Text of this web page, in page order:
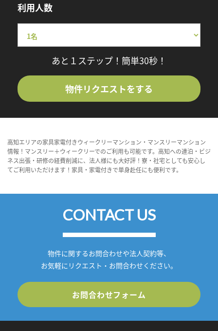
利用人数
あと１ステップ！簡単30秒！
物件リクエストをする
高知エリアの家具家電付きウィークリーマンション・マンスリーマンション
情報！マンスリー＋ウィークリーでのご利用も可能です。高知への連泊・ビジ
ネス出張・研修の経費削減に、法人様にも大好評！寮・社宅としても安心し
てご利用いただけます！家具・家電付きで単身赴任にも便利です。
CONTACT US
物件に関するお問合わせや法人契約等、
お気軽にリクエスト・お問合わせください。
お問合わせフォーム